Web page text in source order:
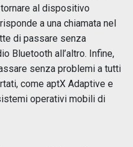
al dispositivo
a una chiamata nel
di passare senza
Bluetooth all’altro. Infine,
senza problemi a tutti
come aptX Adaptive e
operativi mobili di